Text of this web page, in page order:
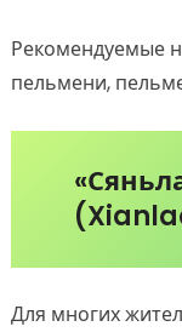
Рекомендуемые
пельмени,
Для многих